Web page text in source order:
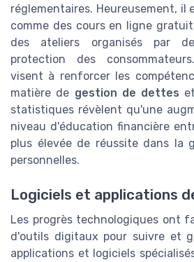
réglementaires. Heureusement, il
comme des cours en ligne
des ateliers organisés par
protection des
visent à renforcer les
matière de gestion de dettes et
statistiques révèlent qu'une
niveau d'éducation financière
plus élevée de réussite dans la
personnelles.
Logiciels et applications
Les progrès technologiques ont
d'outils digitaux pour suivre et
applications et logiciels